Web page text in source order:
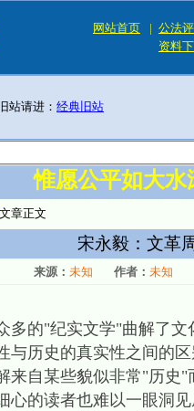
网站首页 | 公法
资料
站请进： 经典旧站
惟愿公平如大
文章正文
宋永毅：文革
来源： 未知 作者： 未知
的"纪实文学"曲解了文
与历史的真实性之间的
来自某些貌似非常"历
心的读者也难以一眼洞